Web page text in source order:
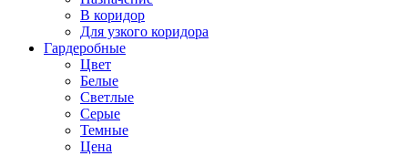
В коридор
Для узкого коридора
Гардеробные
Цвет
Белые
Светлые
Серые
Темные
Цена